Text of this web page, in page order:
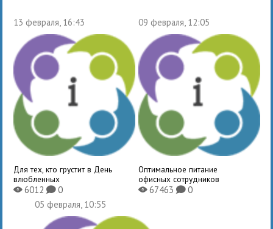
13 февраля, 16:43
Для тех, кто грустит в День
влюбленных
X6012K0
09 февраля, 12:05
Оптимальное питание
офисных сотрудников
X67463 K0
05 февраля, 10:55